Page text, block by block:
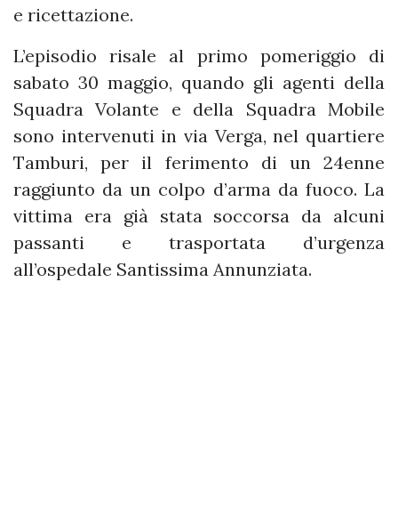
e ricettazione.
L’episodio risale al primo pomeriggio di
sabato 30 maggio, quando gli agenti della
Squadra Volante e della Squadra Mobile
sono intervenuti in via Verga, nel quartiere
Tamburi, per il ferimento di un 24enne
raggiunto da un colpo d’arma da fuoco. La
vittima era già stata soccorsa da alcuni
passanti e trasportata d’urgenza
all’ospedale Santissima Annunziata.